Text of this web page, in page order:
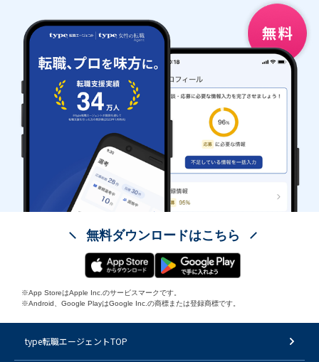
無料ダウンロードはこちら
※App StoreはApple Inc.のサービスマークです。
※Android、Google PlayはGoogle Inc.の商標または登録商標です。
type転職エージェントTOP